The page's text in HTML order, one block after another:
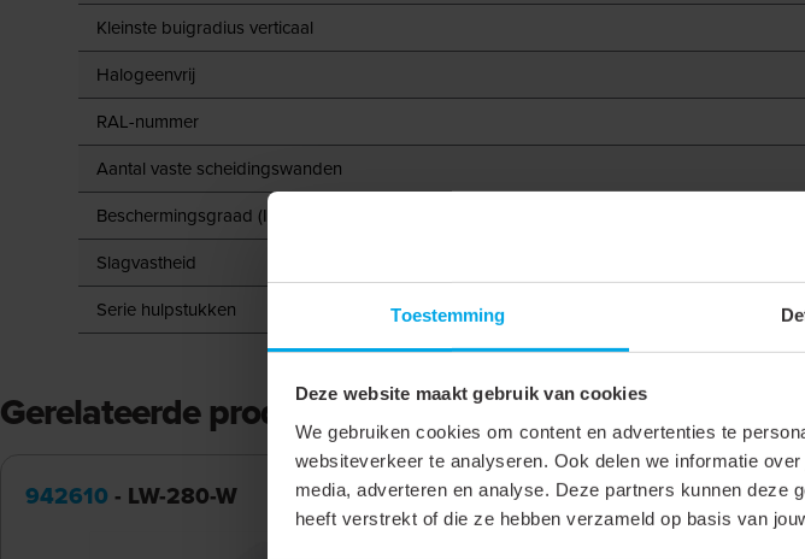
Toestemming
Deze website maakt gebruik van cookies
We gebruiken cookies om content en advertenties te
websiteverkeer te analyseren. Ook delen we informatie
media, adverteren en analyse. Deze partners kunnen deze
heeft verstrekt of die ze hebben verzameld op basis van
Kleinste buigradius verticaal
Halogeenvrij
RAL-nummer
Aantal vaste scheidingswanden
Beschermingsgraad (IP)
Slagvastheid
Serie hulpstukken
Gerelateerde producten
942610 - LW-280-W 942640- LW-360-W